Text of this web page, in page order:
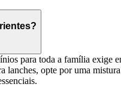
para toda a família exige
lanches, opte por uma